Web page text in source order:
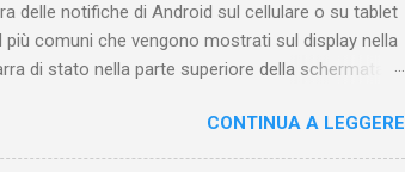
delle notifiche di Android sul cellulare o su tablet
comuni che vengono mostrati sul display nella
di stato nella parte superiore della schermata
tra due gruppi di icone, con posizione
sinistra forniscono informazioni relative alle
CONTINUA A LEGGERE